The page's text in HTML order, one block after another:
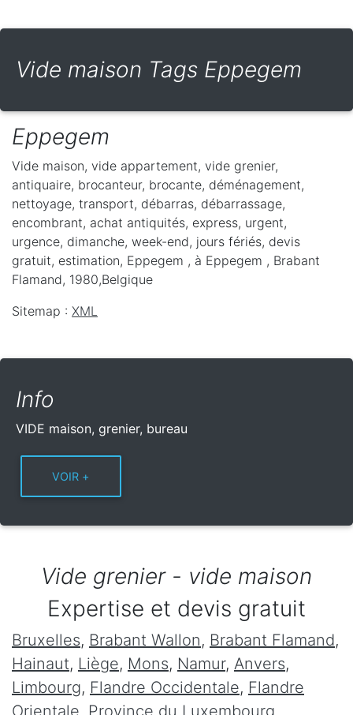
Vide maison Tags Eppegem
Eppegem
Vide maison, vide appartement, vide grenier,
antiquaire, brocanteur, brocante, déménagement,
nettoyage, transport, débarras, débarrassage,
encombrant, achat antiquités, express, urgent,
urgence, dimanche, week-end, jours fériés, devis
gratuit, estimation, Eppegem , à Eppegem , Brabant
Flamand, 1980,Belgique
Sitemap : XML
Info
VIDE maison, grenier, bureau
Vide grenier - vide maison
Expertise et devis gratuit
Bruxelles, Brabant Wallon, Brabant Flamand,
Hainaut, Liège, Mons, Namur, Anvers,
Limbourg, Flandre Occidentale, Flandre